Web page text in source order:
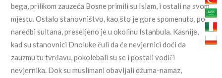
bega, prilikom zauzeća Bosne primili su Islam, i ostali na svom
mjestu. Ostalo stanovništvo, kao što je gore spomenuto, po
naredbi sultana, preseljeno je u okolinu Istanbula. Kasnije,
kad su stanovnici Dnoluke čuli da će nevjernici doći da
zauzmu tu tvrđavu, pokolebali su se i postali vodiči
nevjernika. Dok su muslimani obavljali džuma-namaz,